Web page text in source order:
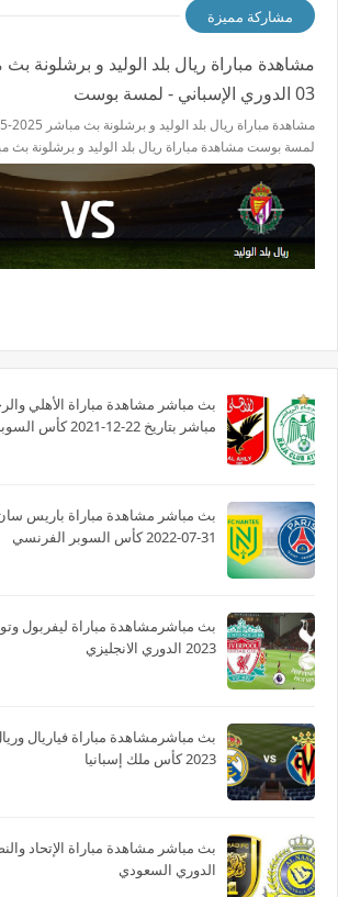
مشاركة مميزة
03 الدوري الإسباني - لمسة بوست
لمسة بوست مشاهدة مباراة ريال بلد الوليد و برشلونة بث
بث مباشر مشاهدة مباراة الأهلي
مباشر بتاريخ 22-12-2021 كأس السوبر الأفريقى
بث مباشر مشاهدة مباراة باريس سان
31-07-2022 كأس السوبر الفرنسي
2023 الدوري الانجليزي
2023 كأس ملك إسبانيا
الدوري السعودي